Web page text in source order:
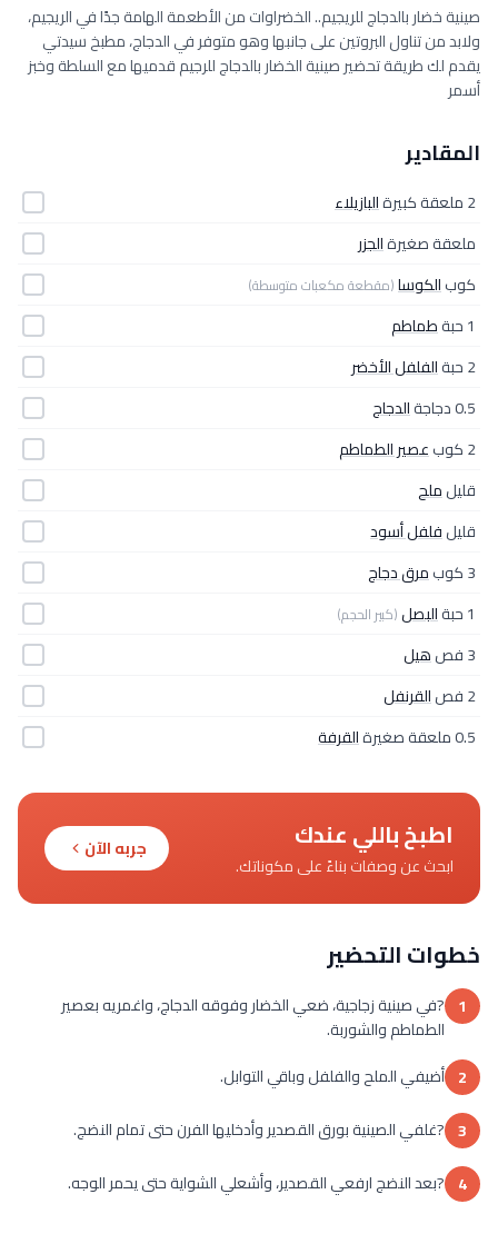
صينية خضار بالدجاج للريجيم.. الخضراوات من الأطعمة الهامة جدًا في الريجيم،
ولابد من تناول البروتين على جانبها وهو متوفر في الدجاج، مطبخ سيدتي
يقدم لك طريقة تحضير صينية الخضار بالدجاج للرجيم قدميها مع السلطة وخبز
أسمر
المقادير
2 ملعقة كبيرة
البازيلاء
ملعقة صغيرةالجزر
كوبالكوسا(مقطعة مكعبات متوسطة)
1 حبة
طماطم
2 حبة
الفلفل الأخضر
0.5 دجاجة
الدجاج
2 كوب
عصير الطماطم
قليلملح
قليلفلفل أسود
3 كوب
مرق دجاج
1 حبة
البصل(كبير الحجم)
3 فص
هيل
2 فص
القرنفل
0.5 ملعقة صغيرة
القرفة
اطبخ باللي عندك
ابحث عن وصفات بناءً على مكوناتك.
جربه الآن
خطوات التحضير
1 ?في صينية زجاجية، ضعي الخضار وفوقه الدجاج، واغمريه بعصير
الطماطم والشوربة.
2 أضيفي الملح والفلفل وباقي التوابل.
3 ?غلفي الصينية بورق القصدير وأدخليها الفرن حتى تمام النضج.
4 ?بعد النضج ارفعي القصدير، وأشعلي الشواية حتى يحمر الوجه.